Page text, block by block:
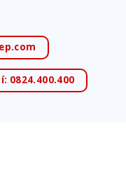
0824.400.400